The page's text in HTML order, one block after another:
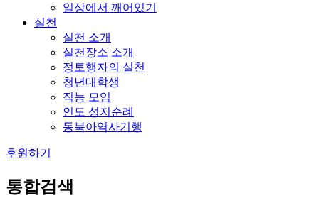
일상에서 깨어있기
실천
실천 소개
실천장소 소개
정토행자의 실천
청년대학생
직능 모임
인도 성지순례
동북아역사기행
후원하기
통합검색